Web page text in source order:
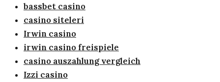
bassbet casino
casino siteleri
Irwin casino
irwin casino freispiele
casino auszahlung vergleich
Izzi casino